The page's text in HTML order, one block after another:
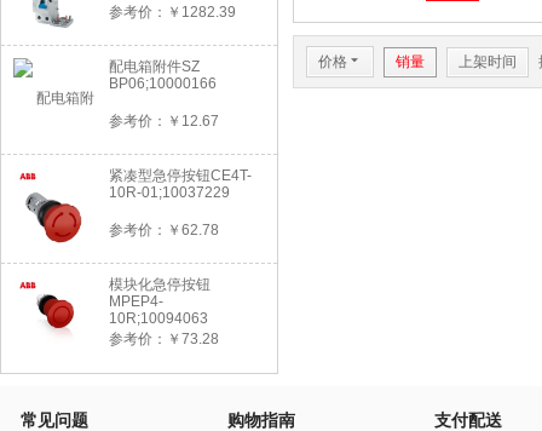
参考价：￥1282.39
配电箱附件SZ
BP06;10000166
参考价：￥12.67
紧凑型急停按钮CE4T-
10R-01;10037229
参考价：￥62.78
模块化急停按钮
MPEP4-
10R;10094063
参考价：￥73.28
价格 6 销量 上架时间
常见问题 购物指南 支付配送